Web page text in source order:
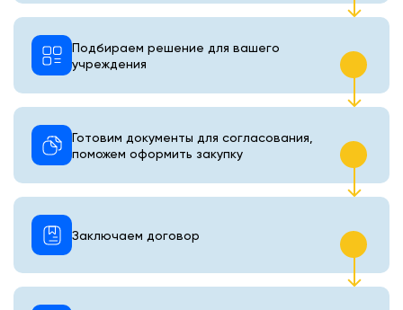
Подбираем решение для вашего
учреждения
Готовим документы для согласования,
поможем оформить закупку
Заключаем договор